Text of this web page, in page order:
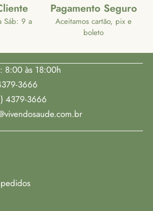
Sáb: 9 a
Pagamento Seguro
Aceitamos cartão, pix e
boleto
8:00 às 18:00h
3666
4379-3666